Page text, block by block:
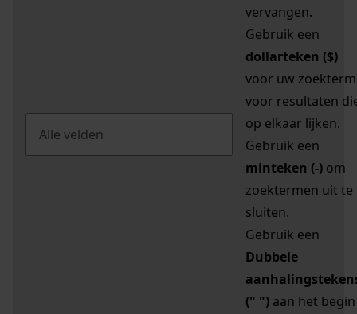
vervangen.
Gebruik een
dollarteken ($)
voor uw zoekterm
voor resultaten
op elkaar lijken.
Gebruik een
minteken (-) om
zoektermen uit te
sluiten.
Gebruik een
Dubbele
(" ") aan het begin